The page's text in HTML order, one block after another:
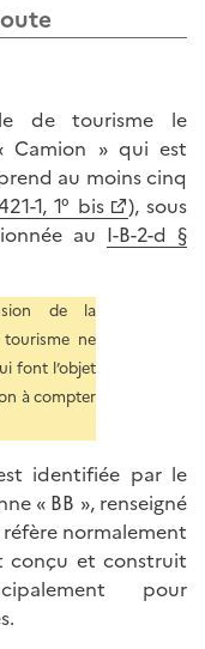
de tourisme le
Camion » qui est
au moins cinq
1, 1° bis
), sous
au I-B-2-d §
de la
ne
font l’objet
à compter
identifiée par le
« BB », renseigné
normalement
conçu et construit
pour